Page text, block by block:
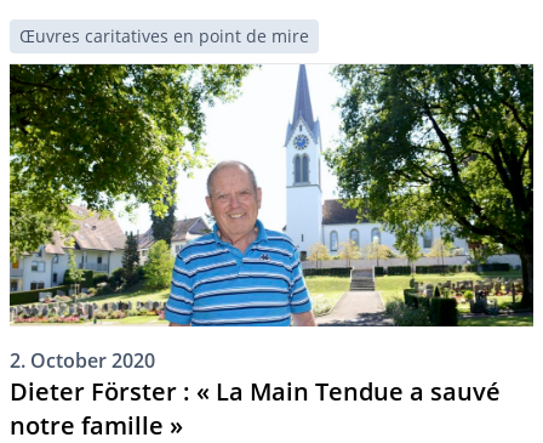
Œuvres caritatives en point de mire
2. October 2020
Dieter Förster : « La Main Tendue a sauvé
notre famille »